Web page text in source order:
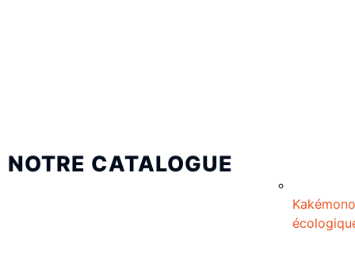
Kakémono
NOTRE CATALOGUE